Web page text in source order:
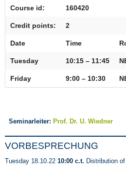
Privacy Notice
Impressum
Course id: 160420
Credit points: 2
Date Time
Tuesday 10:15 – 11:45
Friday 9:00 – 10:30
Seminarleiter: Prof. Dr. U. Wiedner
VORBESPRECHUNG
Tuesday 18.10.22 10:00 c.t. Distribution